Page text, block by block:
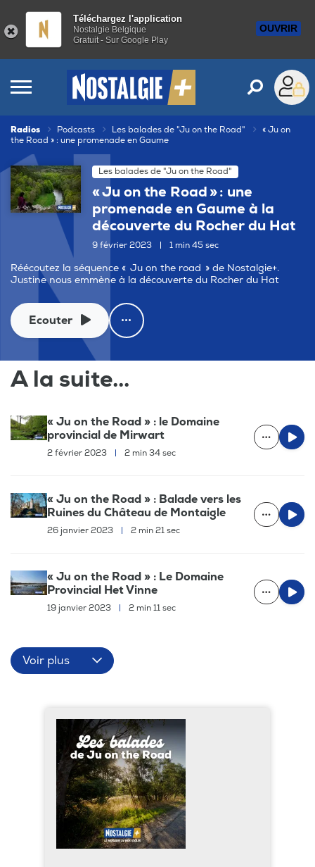
Téléchargez l'application
Nostalgie Belgique
Gratuit - Sur Google Play
OUVRIR
Radios Podcasts Les balades de "Ju on the Road"
« Ju on
the Road » : une promenade en Gaume
Les balades de "Ju on the Road"
« Ju on the Road » : une
promenade en Gaume à la
découverte du Rocher du Hat
9 février 2023 1 min 45 sec
Réécoutez la séquence « Ju on the road » de Nostalgie+.
Justine nous emmène à la découverte du Rocher du Hat
Ecouter
A la suite...
« Ju on the Road » : le Domaine
provincial de Mirwart
2 février 2023 | 2 min 34 sec
« Ju on the Road » : Balade vers les
Ruines du Château de Montaigle
26 janvier 2023 | 2 min 21 sec
« Ju on the Road » : Le Domaine
Provincial Het Vinne
19 janvier 2023 | 2 min 11 sec
Voir plus